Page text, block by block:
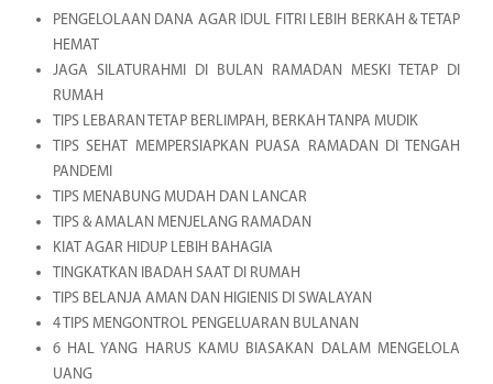
PENGELOLAAN DANA AGAR IDUL FITRI LEBIH BERKAH & TETAP
HEMAT
JAGA SILATURAHMI DI BULAN RAMADAN MESKI TETAP DI
RUMAH
TIPS LEBARAN TETAP BERLIMPAH, BERKAH TANPA MUDIK
TIPS SEHAT MEMPERSIAPKAN PUASA RAMADAN DI TENGAH
PANDEMI
TIPS MENABUNG MUDAH DAN LANCAR
TIPS & AMALAN MENJELANG RAMADAN
KIAT AGAR HIDUP LEBIH BAHAGIA
TINGKATKAN IBADAH SAAT DI RUMAH
TIPS BELANJA AMAN DAN HIGIENIS DI SWALAYAN
4 TIPS MENGONTROL PENGELUARAN BULANAN
6 HAL YANG HARUS KAMU BIASAKAN DALAM MENGELOLA
UANG